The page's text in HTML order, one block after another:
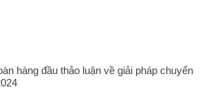
hàng đầu thảo luận về giải pháp chuyển